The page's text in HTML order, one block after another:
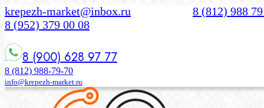
krepezh-market@inbox.ru
8 (812) 988
8 (952) 379 00 08
8 (900) 628 97 77
8 (812) 988-79-70
info@krepezh-market.ru